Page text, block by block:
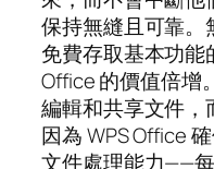
保持無縫且可靠。
免費存取基本功能
Office 的價值倍增
編輯和共享文件，
因為 WPS Office
文件處理能力——